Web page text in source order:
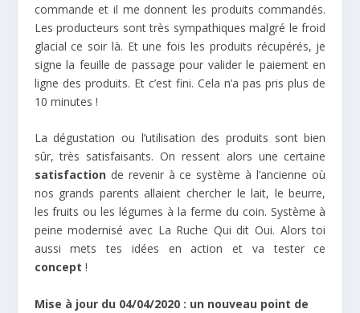
commande et il me donnent les produits commandés.
Les producteurs sont très sympathiques malgré le froid
glacial ce soir là. Et une fois les produits récupérés, je
signe la feuille de passage pour valider le paiement en
ligne des produits. Et c’est fini. Cela n’a pas pris plus de
10 minutes !
La dégustation ou l’utilisation des produits sont bien
sûr, très satisfaisants. On ressent alors une certaine
satisfaction de revenir à ce système à l’ancienne où
nos grands parents allaient chercher le lait, le beurre,
les fruits ou les légumes à la ferme du coin. Système à
peine modernisé avec La Ruche Qui dit Oui. Alors toi
aussi mets tes idées en action et va tester ce
concept !
Mise à jour du 04/04/2020 : un nouveau point de